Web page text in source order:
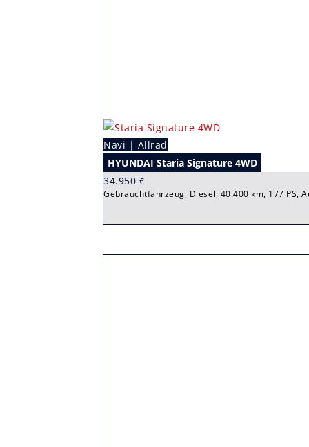
Navi | Allrad
HYUNDAI Staria Signature 4WD
34.950 €
Gebrauchtfahrzeug, Diesel, 40.400 km, 177 PS,